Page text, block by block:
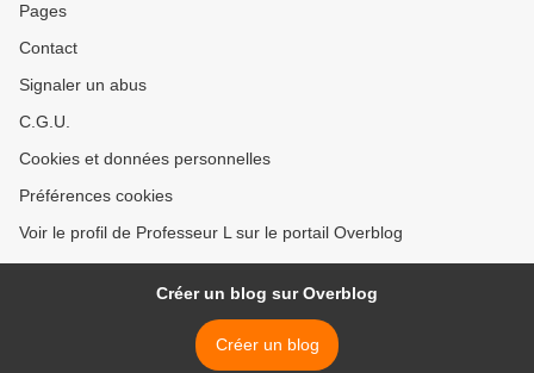
Pages
Contact
Signaler un abus
C.G.U.
Cookies et données personnelles
Préférences cookies
Voir le profil de Professeur L sur le portail Overblog
Créer un blog sur Overblog
Créer un blog